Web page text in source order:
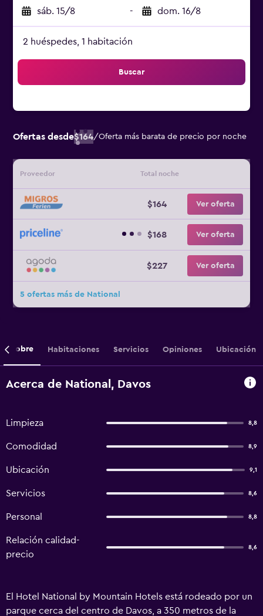
sáb. 15/8 - dom. 16/8
2 huéspedes, 1 habitación
Buscar
Ofertas desde$164/Oferta más barata de precio por noche
Proveedor Total noche
$164 Ver oferta
$168 Ver oferta
$227 Ver oferta
5 ofertas más de National
Sobre Habitaciones Servicios Opiniones Ubicación
Acerca de National, Davos
Limpieza 8,8
Comodidad 8,9
Ubicación 9,1
Servicios 8,6
Personal 8,8
Relación calidad-
precio
8,6
El Hotel National by Mountain Hotels está rodeado por un
parque cerca del centro de Davos, a 350 metros de la